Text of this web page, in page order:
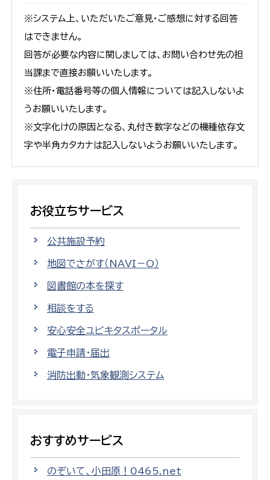
※システム上、いただいたご意見・ご感想に対する回答
はできません。
回答が必要な内容に関しましては、お問い合わせ先の担
当課まで直接お願いいたします。
※住所・電話番号等の個人情報については記入しないよ
うお願いいたします。
※文字化けの原因となる、丸付き数字などの機種依存文
字や半角カタカナは記入しないようお願いいたします。
お役立ちサービス
公共施設予約
地図でさがす（NAVI－O）
図書館の本を探す
相談をする
安心安全ユビキタスポータル
電子申請・届出
消防出動・気象観測システム
おすすめサービス
のぞいて、小田原！0465.net